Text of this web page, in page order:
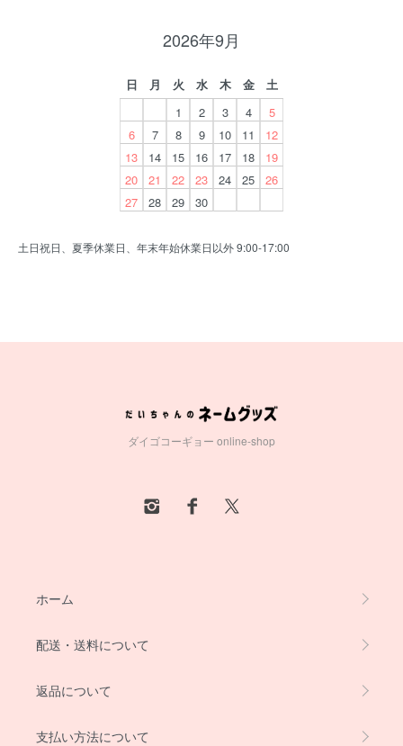
2026年9月
日 月 火 水 木 金
土
1
2 3 4
5
6
7 8 9 10 11
12
13
14 15 16 17 18
19
20
21 22 23 24 25
26
27
28 29 30
土日祝日、夏季休業日、年末年始休業日以外 9:00-17:00
ダイゴコーギョー online-shop
ホーム
配送・送料について
返品について
支払い方法について